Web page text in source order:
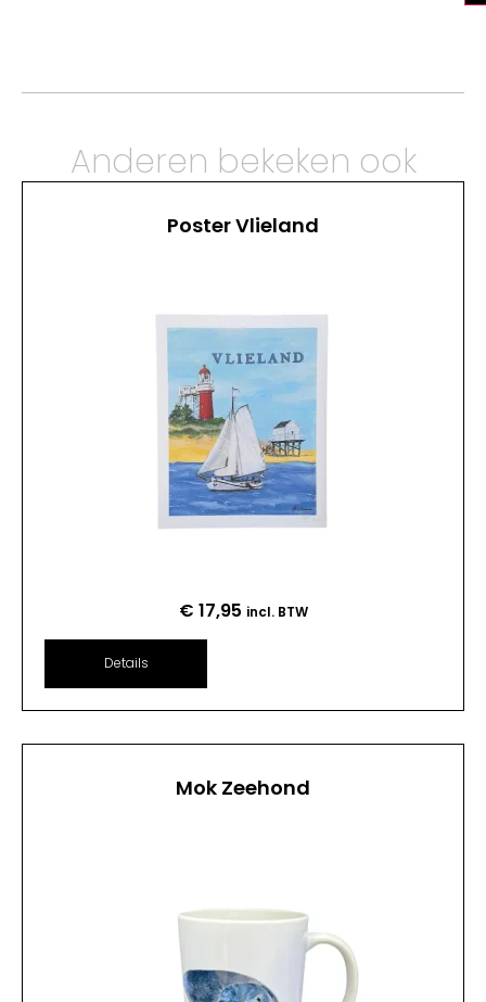
Anderen bekeken ook
Poster Vlieland
€ 17,95 incl. BTW
Details
Mok Zeehond